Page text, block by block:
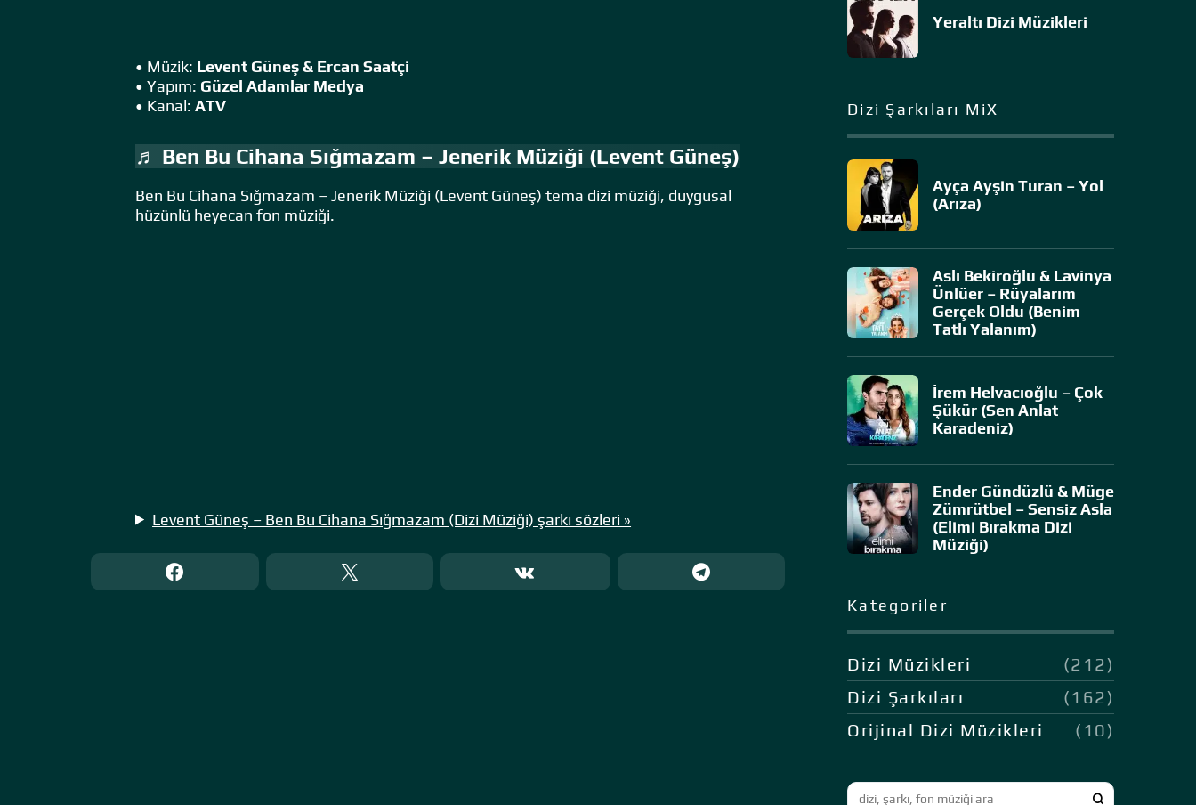
• Müzik: Levent Güneş & Ercan Saatçi
• Yapım: Güzel Adamlar Medya
• Kanal: ATV
♬ Ben Bu Cihana Sığmazam – Jenerik Müziği (Levent Güneş)
Ben Bu Cihana Sığmazam – Jenerik Müziği (Levent Güneş) tema dizi müziği, duygusal
hüzünlü heyecan fon müziği.
Levent Güneş – Ben Bu Cihana Sığmazam (Dizi Müziği) şarkı sözleri »
Yeraltı Dizi Müzikleri
Dizi Şarkıları MiX
Ayça Ayşin Turan – Yol
(Arıza)
Aslı Bekiroğlu & Lavinya
Ünlüer – Rüyalarım
Gerçek Oldu (Benim
Tatlı Yalanım)
İrem Helvacıoğlu – Çok
Şükür (Sen Anlat
Karadeniz)
Ender Gündüzlü & Müge
Zümrütbel – Sensiz Asla
(Elimi Bırakma Dizi
Müziği)
Kategoriler
Dizi Müzikleri
(212)
Dizi Şarkıları
(162)
Orijinal Dizi Müzikleri
(10)